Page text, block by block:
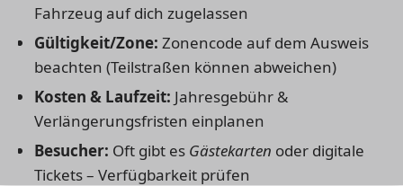
Fahrzeug auf dich zugelassen
Gültigkeit/Zone: Zonencode auf dem Ausweis
beachten (Teilstraßen können abweichen)
Kosten & Laufzeit: Jahresgebühr &
Verlängerungsfristen einplanen
Besucher: Oft gibt es Gästekarten oder digitale
Tickets – Verfügbarkeit prüfen